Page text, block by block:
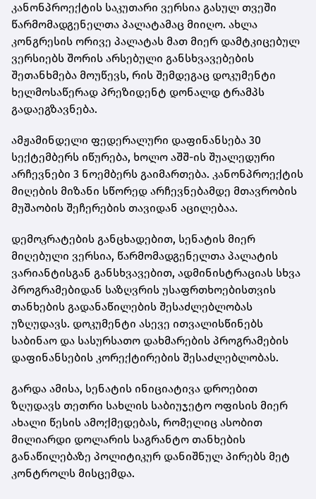
კანონპროექტის საკუთარი ვერსია გასულ თვეში
წარმომადგენელთა პალატამაც მიიღო. ახლა
კონგრესის ორივე პალატას მათ მიერ დამტკიცებულ
ვერსიებს შორის არსებული განსხვავებების
შეთანხმება მოუწევს, რის შემდეგაც დოკუმენტი
ხელმოსაწერად პრეზიდენტ დონალდ ტრამპს
გადაეგზავნება.
ამჟამინდელი ფედერალური დაფინანსება 30
სექტემბერს იწურება, ხოლო აშშ-ის შუალედური
არჩევნები 3 ნოემბერს გაიმართება. კანონპროექტის
მიღების მიზანი სწორედ არჩევნებამდე მთავრობის
მუშაობის შეჩერების თავიდან აცილებაა.
დემოკრატების განცხადებით, სენატის მიერ
მიღებული ვერსია, წარმომადგენელთა პალატის
ვარიანტისგან განსხვავებით, ადმინისტრაციას სხვა
პროგრამებიდან საზღვრის უსაფრთხოებისთვის
თანხების გადანაწილების შესაძლებლობას
უზღუდავს. დოკუმენტი ასევე ითვალისწინებს
საბინაო და სასურსათო დახმარების პროგრამების
დაფინანსების კორექტირების შესაძლებლობას.
გარდა ამისა, სენატის ინიციატივა დროებით
ზღუდავს თეთრი სახლის საბიუჯეტო ოფისის მიერ
ახალი წესის ამოქმედებას, რომელიც ასობით
მილიარდი დოლარის საგრანტო თანხების
განაწილებაზე პოლიტიკურ დანიშნულ პირებს მეტ
კონტროლს მისცემდა.